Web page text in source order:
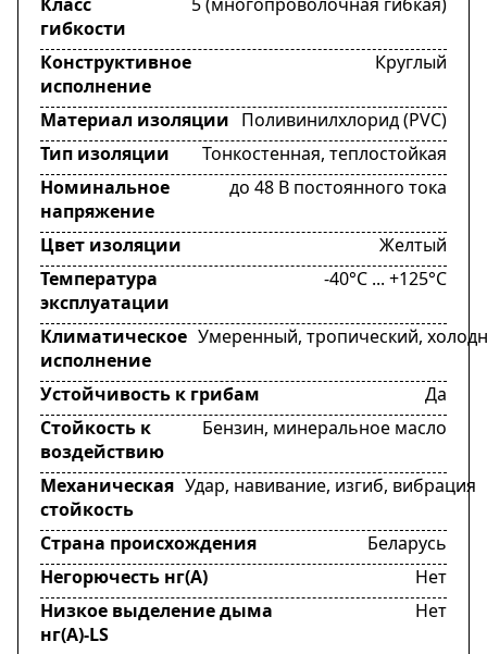
гибкости
Конструктивное
исполнение
Круглый
Материал изоляции Поливинилхлорид (PVC)
Тип изоляции
Тонкостенная, теплостойкая
Номинальное
напряжение
до 48 В постоянного тока
Цвет изоляции
Желтый
Температура
эксплуатации
-40°C ... +125°C
Климатическое
исполнение
Умеренный, тропический,
Устойчивость к грибам
Да
Стойкость к
воздействию
Бензин, минеральное масло
Механическая
стойкость
Удар, навивание, изгиб, вибрация
Страна происхождения
Беларусь
Негорючесть нг(А)
Нет
Низкое выделение дыма
нг(А)-LS
Нет